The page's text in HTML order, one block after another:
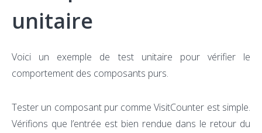
unitaire
Voici un exemple de test unitaire pour vérifier le
comportement des composants purs.
Tester un composant pur comme VisitCounter est simple.
Vérifions que l’entrée est bien rendue dans le retour du